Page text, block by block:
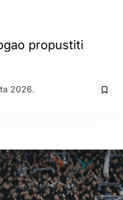
propustiti
2026.